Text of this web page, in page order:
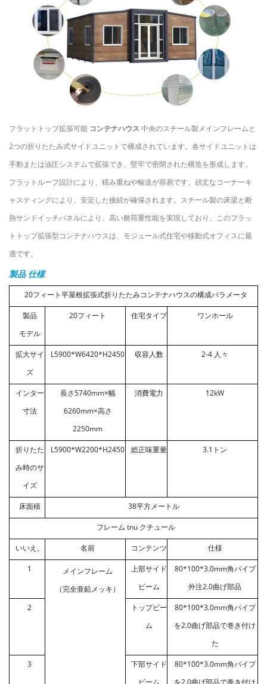
フラットトップ拡張可能 コンテナハウス 中央のスチール製メインフレームと
2つの折りたたみ式サイドユニットで構成されています。各サイドユニットは
手動または油圧システムで拡張でき、堅牢で密閉された構造を形成します。
フラットルーフ設計により、積み重ねや輸送が容易です。頑丈なコーナーキ
ャスティングにより、安定した接続が確保されます。スチール製の床梁と断
熱サンドイッチパネルにより、高い耐荷重性能を実現しており、このフラッ
トトップ拡張型コンテナハウスは、モジュール式住宅や移動式オフィスに最
適です。
製品 仕様
20フィート平屋根拡張式折りたたみコンテナハウスの構成パラメータ
製品
モデル
20フィート 住宅タイプ ワンホール
拡大サイ
ズ
L5900*W6420*H2450 収容人数 2-4 人々
インター
寸法
長さ5740mm×幅
6260mm×高さ
2250mm
消費電力 12kW
折りたた
み時のサ
イズ
L5900*W2200*H2450 総正味重量 3.1トン
床面積 38平方メートル
フレーム tnu クチュール
いいえ。 名前 コンテンツ 仕様
1
メインフレーム
（完全亜鉛メッキ）
上部サイド
ビーム
80*100*3.0mm角パイプ
外注2.0曲げ部品
2
トップビー
ム
80*100*3.0mm角パイプ
を2.0曲げ部品で巻き付け
た
3
下部サイド
80*100*3.0mm角パイプ